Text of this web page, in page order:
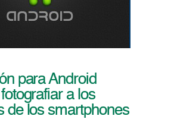
para Android
a los
de los smartphones